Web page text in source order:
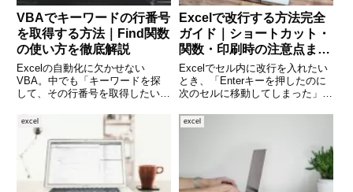
VBAでキーワードの行番号
を取得する方法｜Find関数
の使い方を徹底解説
Excelの自動化に欠かせない
VBA。中でも「キーワードを探
して、その行番号を取得したい」
ば、リストの中から特定の値を見
つけて処理をしたい、データの整
合性をチェックしたいときなどに
便利です。本記事では、VBAの
Excelで改行する方法完全
ガイド｜ショートカット・
関数・印刷時の注意点まで
解説
Excelでセル内に改行を入れたい
とき、「Enterキーを押したのに
次のセルに移動してしまった」と
Excelではセル内改行を行うに
は、通常のEnterキーではなく特
定の操作が必要です。この記事で
excel excel